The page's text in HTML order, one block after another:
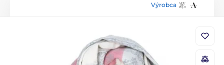
Výrobca